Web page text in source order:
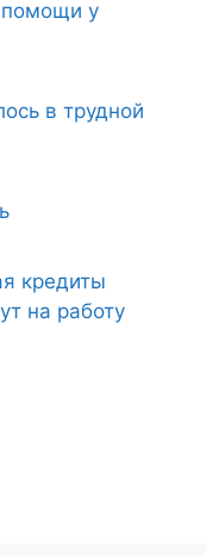
помощи у
в трудной
кредиты
на работу